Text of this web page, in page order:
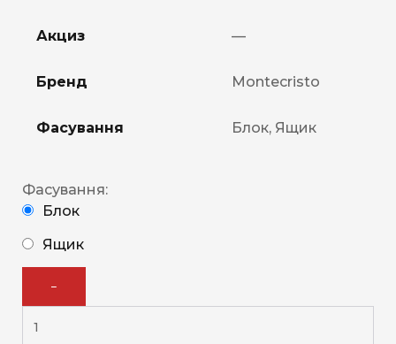
Акциз —
Бренд Montecristo
Фасування Блок, Ящик
Фасування:
Блок
Ящик
−